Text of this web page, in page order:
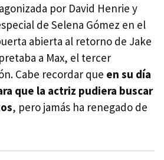
por David Henrie y
de Selena Gómez en el
abierta al retorno de Jake
a Max, el tercer
Cabe recordar que en su día
que la actriz pudiera buscar
, pero jamás ha renegado de